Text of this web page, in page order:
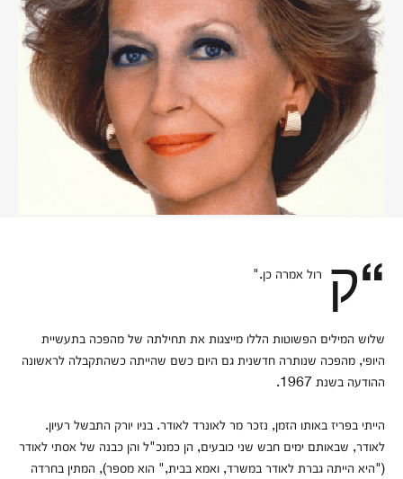
“קרול אמרה כן."
שלוש המילים הפשוטות הללו מייצגות את תחילתה של מהפכה בתעשיית
היופי, מהפכה שנותרה חדשנית גם היום כשם שהייתה כשהתקבלה לראשונה
ההודעה בשנת 1967.
הייתי בפריז באותו הזמן, נזכר מר לאונרד לאודר. בניו יורק התבשל רעיון.
לאודר, שבאותם ימים חבש שני כובעים, הן כמנכ"ל והן כבנה של אסתי לאודר
("היא הייתה גברת לאודר במשרד, ואמא בבית," הוא מספר), המתין בחרדה